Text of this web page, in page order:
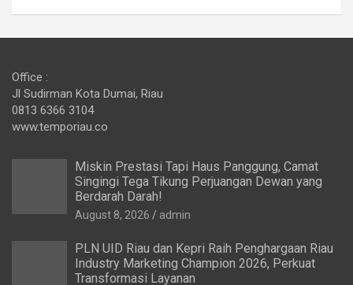
Office :
Jl Sudirman Kota Dumai, Riau
0813 6366 3104
www.temporiau.co
Miskin Prestasi Tapi Haus Panggung, Camat
Singingi Tega Tikung Perjuangan Dewan yang
Berdarah Darah!
August 8, 2026 admin
PLN UID Riau dan Kepri Raih Penghargaan Riau
Industry Marketing Champion 2026, Perkuat
Transformasi Layanan